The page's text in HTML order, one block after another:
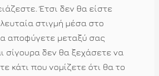
Έτσι δεν θα είστε
στιγμή μέσα στο
αποφύγετε μεταξύ σας
σίγουρα δεν θα ξεχάσετε να
κάτι που νομίζετε ότι θα το